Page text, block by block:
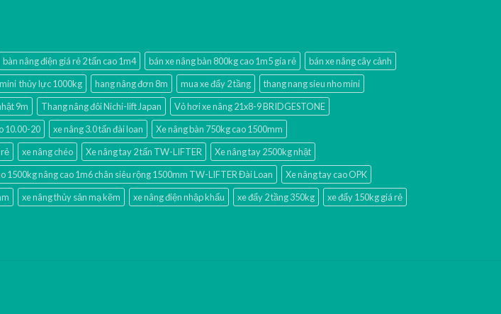
bàn nâng điện giá rẻ 2 tấn cao 1m4 bán xe nâng bàn 800kg cao 1m5 gía rẻ
bán xe nâng cây cảnh
thủy lực 1000kg hang nâng đơn 8m mua xe đẩy 2 tầng
thang nang sieu nho mini
9m Thang nâng đôi Nichi-lift Japan
Vỏ hơi xe nâng 21x8-9 BRIDGESTONE
10.00-20 xe nâng 3.0 tấn đài loan
Xe nâng bàn 750kg cao 1500mm
xe nâng chéo Xe nâng tay 2 tấn TW-LIFTER
Xe nâng tay 2500kg nhật
1500kg nâng cao 1m6 chân siêu rộng 1500mm TW-LIFTER Đài Loan
Xe nâng tay cao OPK
xe nâng thủy sản mạ kẽm xe nâng điện nhập khấu xe đẩy 2 tầng 350kg
xe đẩy 150kg giá rẻ